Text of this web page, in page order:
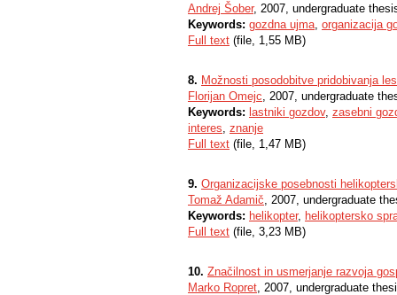
Andrej Šober, 2007, undergraduate
Keywords: gozdna ujma, organizacija
Full text (file, 1,55 MB)
8. Možnosti posodobitve pridobivanja
Florijan Omejc, 2007, undergraduate
Keywords: lastniki gozdov, zasebni
interes, znanje
Full text (file, 1,47 MB)
9. Organizacijske posebnosti
Tomaž Adamič, 2007, undergraduate
Keywords: helikopter, helikoptersko
Full text (file, 3,23 MB)
10. Značilnost in usmerjanje razvoja
Marko Ropret, 2007, undergraduate